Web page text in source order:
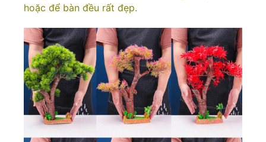
hoặc để bàn đều rất đẹp.